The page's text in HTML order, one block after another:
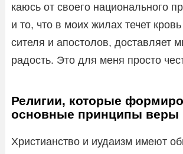
ка­юсь от своего наци­о­наль­ного
и то, что в моих жилах течет
си­теля и апо­сто­лов, достав­ляет
радость. Это для меня просто
Религии, которые
основные принципы веры
Христианство и иудаизм имеют